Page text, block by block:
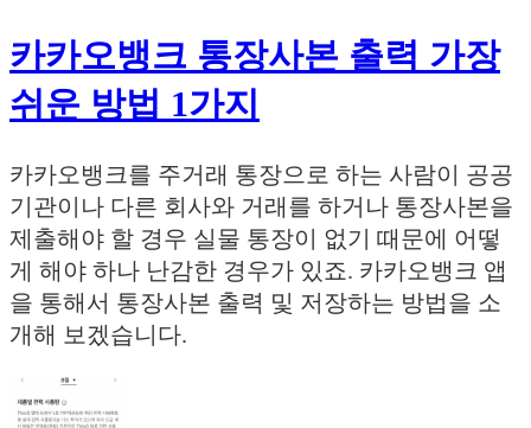
카카오뱅크 통장사본 출력 가장
쉬운 방법 1가지
카카오뱅크를 주거래 통장으로 하는 사람이 공공
기관이나 다른 회사와 거래를 하거나 통장사본을
제출해야 할 경우 실물 통장이 없기 때문에 어떻
게 해야 하나 난감한 경우가 있죠. 카카오뱅크 앱
을 통해서 통장사본 출력 및 저장하는 방법을 소
개해 보겠습니다.